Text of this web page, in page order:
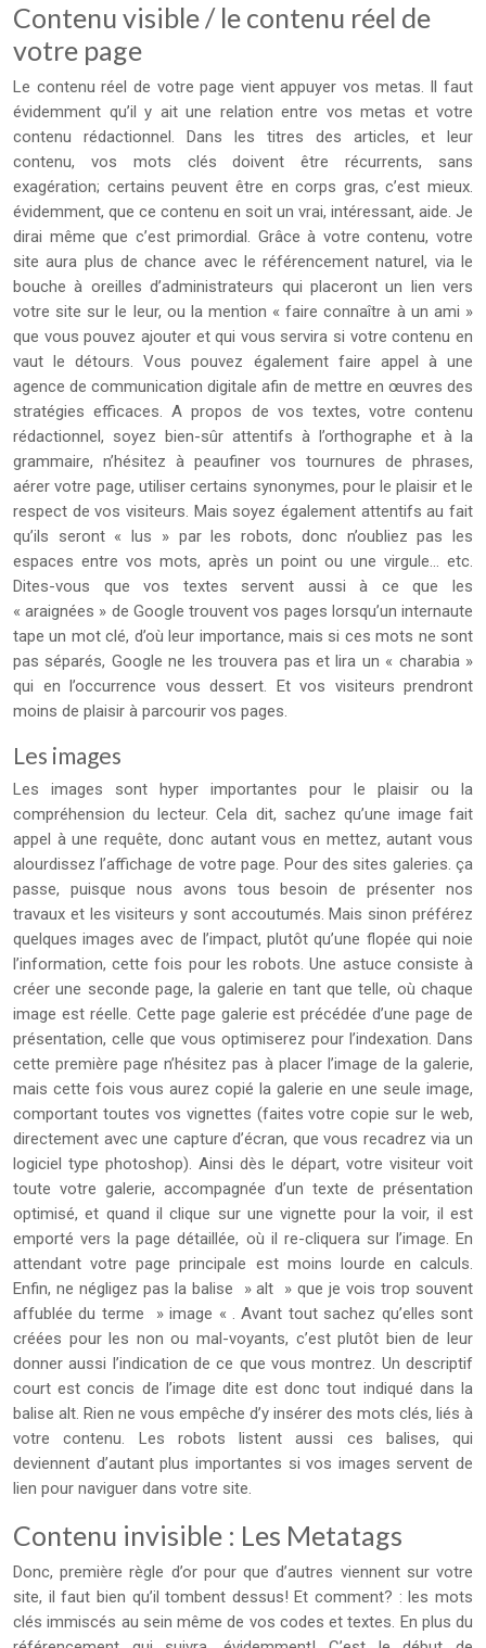
Contenu visible / le contenu réel de
votre page
Le contenu réel de votre page vient appuyer vos metas. Il faut
évidemment qu’il y ait une relation entre vos metas et votre
contenu rédactionnel. Dans les titres des articles, et leur
contenu, vos mots clés doivent être récurrents, sans
exagération; certains peuvent être en corps gras, c’est mieux.
évidemment, que ce contenu en soit un vrai, intéressant, aide. Je
dirai même que c’est primordial. Grâce à votre contenu, votre
site aura plus de chance avec le référencement naturel, via le
bouche à oreilles d’administrateurs qui placeront un lien vers
votre site sur le leur, ou la mention « faire connaître à un ami »
que vous pouvez ajouter et qui vous servira si votre contenu en
vaut le détours. Vous pouvez également faire appel à une
agence de communication digitale afin de mettre en œuvres des
stratégies efficaces. A propos de vos textes, votre contenu
rédactionnel, soyez bien-sûr attentifs à l’orthographe et à la
grammaire, n’hésitez à peaufiner vos tournures de phrases,
aérer votre page, utiliser certains synonymes, pour le plaisir et le
respect de vos visiteurs. Mais soyez également attentifs au fait
qu’ils seront « lus » par les robots, donc n’oubliez pas les
espaces entre vos mots, après un point ou une virgule… etc.
Dites-vous que vos textes servent aussi à ce que les
« araignées » de Google trouvent vos pages lorsqu’un internaute
tape un mot clé, d’où leur importance, mais si ces mots ne sont
pas séparés, Google ne les trouvera pas et lira un « charabia »
qui en l’occurrence vous dessert. Et vos visiteurs prendront
moins de plaisir à parcourir vos pages.
Les images
Les images sont hyper importantes pour le plaisir ou la
compréhension du lecteur. Cela dit, sachez qu’une image fait
appel à une requête, donc autant vous en mettez, autant vous
alourdissez l’affichage de votre page. Pour des sites galeries. ça
passe, puisque nous avons tous besoin de présenter nos
travaux et les visiteurs y sont accoutumés. Mais sinon préférez
quelques images avec de l’impact, plutôt qu’une flopée qui noie
l’information, cette fois pour les robots. Une astuce consiste à
créer une seconde page, la galerie en tant que telle, où chaque
image est réelle. Cette page galerie est précédée d’une page de
présentation, celle que vous optimiserez pour l’indexation. Dans
cette première page n’hésitez pas à placer l’image de la galerie,
mais cette fois vous aurez copié la galerie en une seule image,
comportant toutes vos vignettes (faites votre copie sur le web,
directement avec une capture d’écran, que vous recadrez via un
logiciel type photoshop). Ainsi dès le départ, votre visiteur voit
toute votre galerie, accompagnée d’un texte de présentation
optimisé, et quand il clique sur une vignette pour la voir, il est
emporté vers la page détaillée, où il re-cliquera sur l’image. En
attendant votre page principale est moins lourde en calculs.
Enfin, ne négligez pas la balise » alt » que je vois trop souvent
affublée du terme » image « . Avant tout sachez qu’elles sont
créées pour les non ou mal-voyants, c’est plutôt bien de leur
donner aussi l’indication de ce que vous montrez. Un descriptif
court est concis de l’image dite est donc tout indiqué dans la
balise alt. Rien ne vous empêche d’y insérer des mots clés, liés à
votre contenu. Les robots listent aussi ces balises, qui
deviennent d’autant plus importantes si vos images servent de
lien pour naviguer dans votre site.
Contenu invisible : Les Metatags
Donc, première règle d’or pour que d’autres viennent sur votre
site, il faut bien qu’il tombent dessus! Et comment? : les mots
clés immiscés au sein même de vos codes et textes. En plus du